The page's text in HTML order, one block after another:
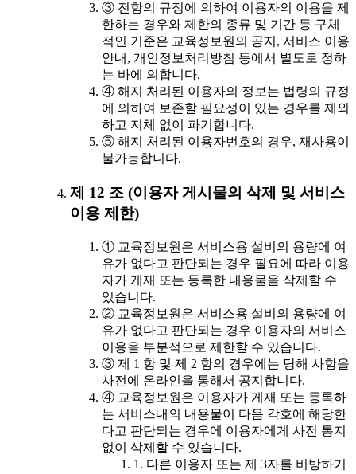
③ 전항의 규정에 의하여 이용자의 이용을 제
한하는 경우와 제한의 종류 및 기간 등 구체
적인 기준은 교육정보원의 공지, 서비스 이용
안내, 개인정보처리방침 등에서 별도로 정하
는 바에 의합니다.
④ 해지 처리된 이용자의 정보는 법령의 규정
에 의하여 보존할 필요성이 있는 경우를 제외
하고 지체 없이 파기합니다.
⑤ 해지 처리된 이용자번호의 경우, 재사용이
불가능합니다.
제 12 조 (이용자 게시물의 삭제 및 서비스
이용 제한)
① 교육정보원은 서비스용 설비의 용량에 여
유가 없다고 판단되는 경우 필요에 따라 이용
자가 게재 또는 등록한 내용물을 삭제할 수
있습니다.
② 교육정보원은 서비스용 설비의 용량에 여
유가 없다고 판단되는 경우 이용자의 서비스
이용을 부분적으로 제한할 수 있습니다.
③ 제 1 항 및 제 2 항의 경우에는 당해 사항을
사전에 온라인을 통해서 공지합니다.
④ 교육정보원은 이용자가 게재 또는 등록하
는 서비스내의 내용물이 다음 각호에 해당한
다고 판단되는 경우에 이용자에게 사전 통지
없이 삭제할 수 있습니다.
1. 다른 이용자 또는 제 3자를 비방하거